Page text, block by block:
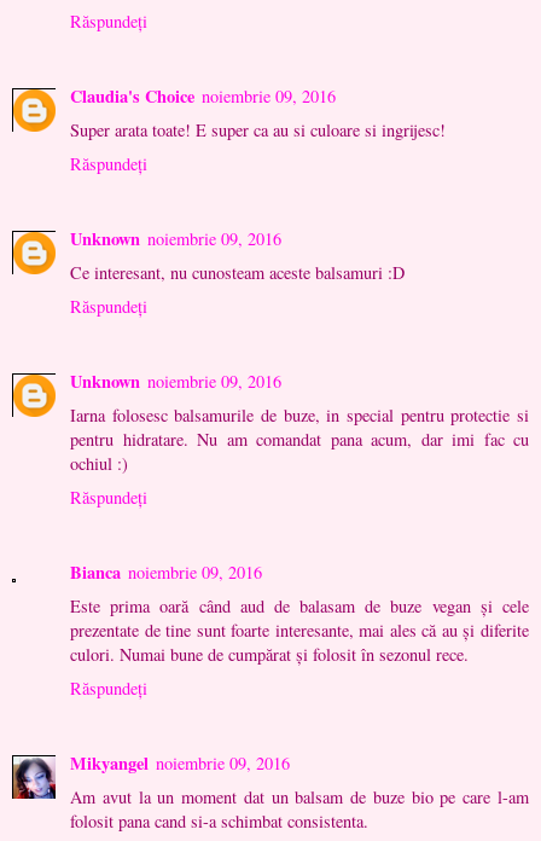
Răspundeți
Claudia's Choice noiembrie 09, 2016
Super arata toate! E super ca au si culoare si ingrijesc!
Răspundeți
Unknown noiembrie 09, 2016
Ce interesant, nu cunosteam aceste balsamuri :D
Răspundeți
Unknown noiembrie 09, 2016
Iarna folosesc balsamurile de buze, in special pentru protectie si
pentru hidratare. Nu am comandat pana acum, dar imi fac cu
ochiul :)
Răspundeți
Bianca noiembrie 09, 2016
Este prima oară când aud de balasam de buze vegan și cele
prezentate de tine sunt foarte interesante, mai ales că au și diferite
culori. Numai bune de cumpărat și folosit în sezonul rece.
Răspundeți
Mikyangel noiembrie 09, 2016
Am avut la un moment dat un balsam de buze bio pe care l-am
folosit pana cand si-a schimbat consistenta.